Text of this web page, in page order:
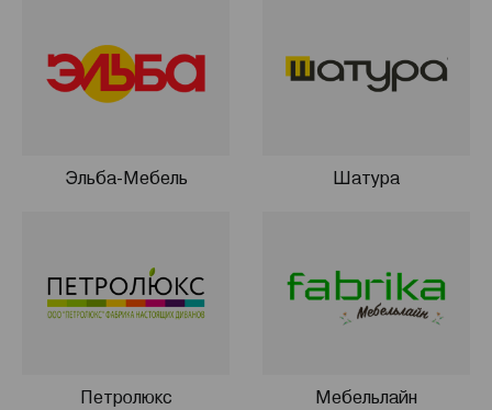
Эльба-Мебель Шатура
Петролюкс Мебельлайн